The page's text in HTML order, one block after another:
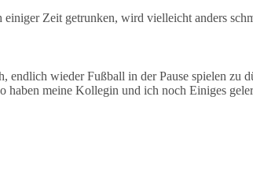
Zeit getrunken, wird vielleicht anders
endlich wieder Fußball in der Pause spielen zu
haben meine Kollegin und ich noch Einiges